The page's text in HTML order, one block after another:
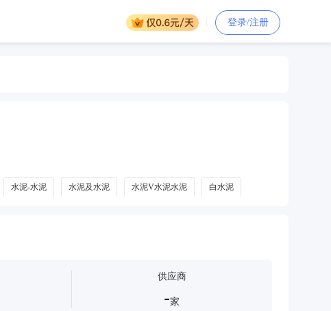
登录/注册
水泥-水泥 水泥及水泥 水泥V水泥水泥 白水泥
供应商
-家